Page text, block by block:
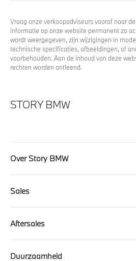
Vraag onze verkoopadviseurs vooraf naar
informatie op onze website permanent zo
wordt weergegeven, zijn wijzigingen in
technische specificaties, afbeeldingen, of
voorbehouden. Aan de inhoud van deze
rechten worden ontleend.
STORY BMW
Over Story BMW
Sales
Aftersales
Duurzaamheid